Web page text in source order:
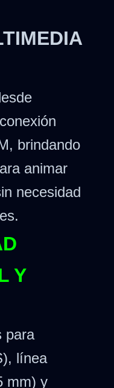
brindando
animar
necesidad
Y
para
línea
mm) y